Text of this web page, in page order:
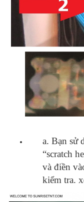
a. Bạn sử
“scratch
và điền
kiểm tra.